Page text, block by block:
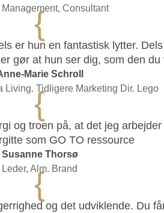
Consultant
{
er hun en fantastisk lytter.
gør at hun ser dig, som den du
Marie Schroll
Living. Tidligere Marketing Dir. Lego
{
og troen på, at det jeg
som GO TO ressource
Susanne Thorsø
Leder, Alm. Brand
{
og det udviklende. Du